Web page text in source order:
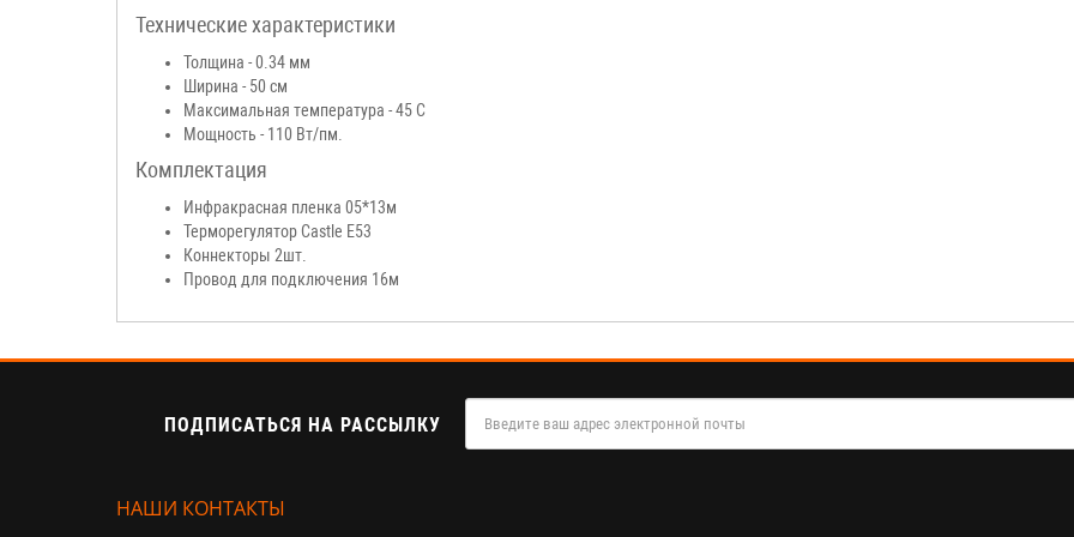
Технические характеристики
Толщина - 0.34 мм
Ширина - 50 см
Максимальная температура - 45 С
Мощность - 110 Вт/пм.
Комплектация
Инфракрасная пленка 05*13м
Терморегулятор Castle E53
Коннекторы 2шт.
Провод для подключения 16м
ПОДПИСАТЬСЯ НА РАССЫЛКУ
НАШИ КОНТАКТЫ